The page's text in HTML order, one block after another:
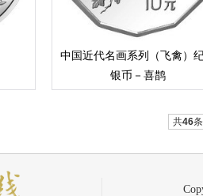
中国近代名画系列（飞禽）
银币－喜鹊
共46